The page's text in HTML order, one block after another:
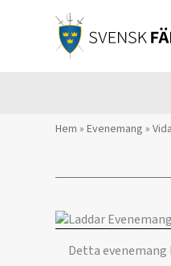
Hem » Evenemang »
Detta evenemang